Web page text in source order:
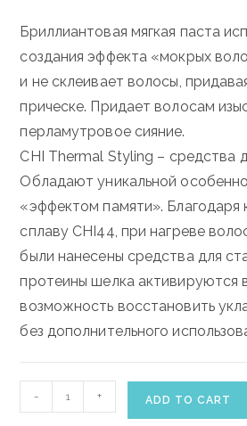
Бриллиантовая мягкая паста
создания эффекта «мокрых
и не склеивает волосы,
прическе. Придает волосам
перламутровое сияние.
CHI Thermal Styling – средства
Обладают уникальной
«эффектом памяти». Благодаря
сплаву CHI44, при нагреве
были нанесены средства для
протеины шелка активируются
возможность восстановить
без дополнительного
PLIABLE
- + ADD TO CART